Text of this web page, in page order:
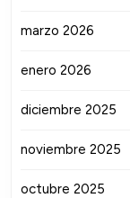
marzo 2026
enero 2026
diciembre 2025
noviembre 2025
octubre 2025